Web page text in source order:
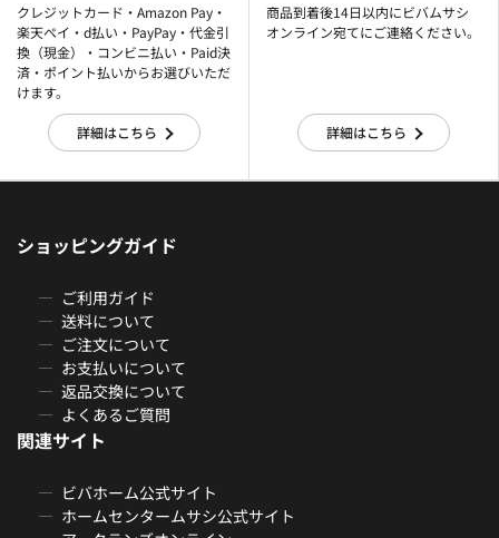
クレジットカード・Amazon Pay・
楽天ぺイ・d払い・PayPay・代金引
換（現金）・コンビニ払い・Paid決
済・ポイント払いからお選びいただ
けます。
詳細はこちら
商品到着後14日以内にビバムサシ
オンライン宛てにご連絡ください。
詳細はこちら
ショッピングガイド
ご利用ガイド
送料について
ご注文について
お支払いについて
返品交換について
よくあるご質問
関連サイト
ビバホーム公式サイト
ホームセンタームサシ公式サイト